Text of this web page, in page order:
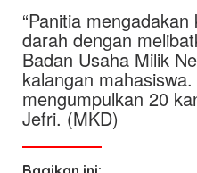
“Panitia
darah dengan
Badan Usaha Milik
kalangan
mengumpulkan 20
Jefri. (MKD)